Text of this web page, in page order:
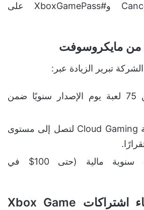
#CancelGamePass و#XboxGamePass على
من مايكروسوفت
تبرير الزيادة عبر:
إضافة أكثر من 75 لعبة يوم الإصدار سنويًا ضمن
رفع جودة خدمة Cloud Gaming لتصل إلى مستوى
تقديم مكافآت سنوية مالية (حتى 100$ في
انهيار موقع إلغاء اشتراكات Xbox Game